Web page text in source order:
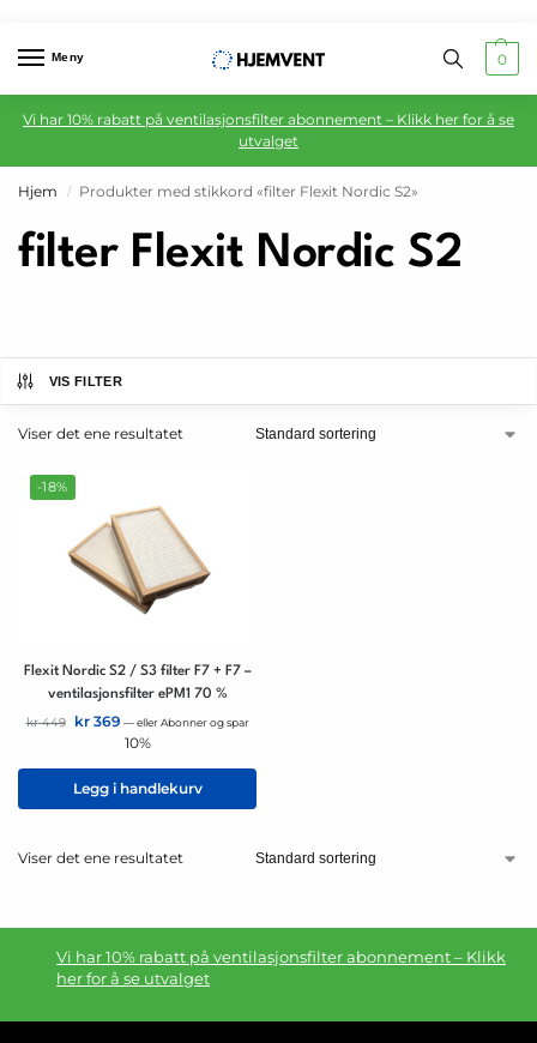
Meny 0
Vi har 10% rabatt på ventilasjonsfilter abonnement – Klikk her for å se
utvalget
Hjem / Produkter med stikkord «filter Flexit Nordic S2»
filter Flexit Nordic S2
VIS FILTER
Viser det ene resultatet
-18%
Flexit Nordic S2 / S3 filter F7 + F7 –
ventilasjonsfilter ePM1 70 %
kr449 kr369 —eller Abonner og spar
10%
Legg i handlekurv
Viser det ene resultatet
Vi har 10% rabatt på ventilasjonsfilter abonnement – Klikk
her for å se utvalget